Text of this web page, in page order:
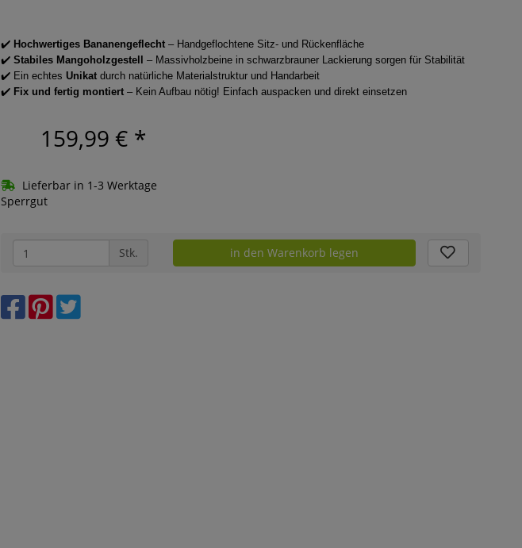
✔️ Hochwertiges Bananengeflecht – Handgeflochtene Sitz- und Rückenfläche
✔️ Stabiles Mangoholzgestell
– Massivholzbeine in schwarzbrauner Lackierung sorgen für Stabilität
✔️ Ein echtes Unikat durch natürliche Materialstruktur und Handarbeit
✔️ Fix und fertig montiert – Kein Aufbau nötig! Einfach auspacken und direkt einsetzen
159,99 € *
Lieferbar in 1-3 Werktage
Sperrgut
Stk. in den Warenkorb legen